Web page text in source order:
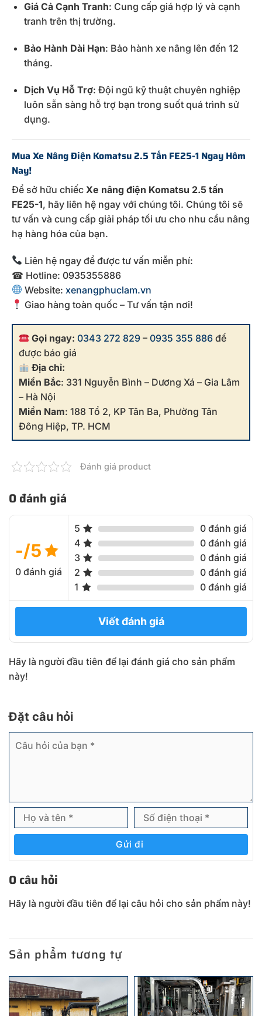
Giá Cả Cạnh Tranh: Cung cấp giá hợp lý và cạnh
tranh trên thị trường.
Bảo Hành Dài Hạn: Bảo hành xe nâng lên đến 12
tháng.
Dịch Vụ Hỗ Trợ: Đội ngũ kỹ thuật chuyên nghiệp
luôn sẵn sàng hỗ trợ bạn trong suốt quá trình sử
dụng.
Mua Xe NângĐiện Komatsu2.5Tấn FE25-1 Ngay Hôm
Nay!
Để sở hữu chiếc Xe nâng điện Komatsu 2.5 tấn
FE25-1, hãy liên hệ ngay với chúng tôi. Chúng tôi sẽ
tư vấn và cung cấp giải pháp tối ưu cho nhu cầu nâng
hạ hàng hóa của bạn.
Liên hệ ngayđểđượctưvấn miễn phí:
☎ Hotline: 0935355886
Website:xenangphuclam.vn
Giao hàngtoànquốc –Tưvấntận nơi!
Gọi ngay: 0343 272 829 –0935 355 886 để
được báo giá
Địa chỉ:
Miền Bắc: 331 Nguyễn Bình – Dương Xá – Gia Lâm
– Hà Nội
Miền Nam: 188 Tổ 2, KP Tân Ba, Phường Tân
Đông Hiệp, TP. HCM
Đánh giá product
0 đánh giá
-/5
0 đánh giá
5
0 đánh giá
4
0 đánh giá
3
0 đánh giá
2
0 đánh giá
1
0 đánh giá
Viết đánh giá
Hãy là người đầu tiên để lại đánh giá cho sản phẩm
này!
Đặt câu hỏi
Gửi đi
0 câu hỏi
Hãy là người đầu tiên để lại câu hỏi cho sản phẩm này!
Sản phẩm tương tự